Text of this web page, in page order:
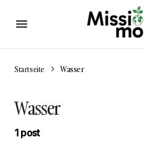
Startseite Wasser
Wasser
1 post